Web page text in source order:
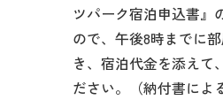
ツパーク宿泊申込書』
ので、午後8時までに
き、宿泊代金を添えて
ださい。（納付書によ